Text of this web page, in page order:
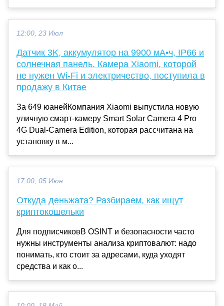
12:00, 23 Июл
Датчик 3K, аккумулятор на 9900 мА•ч, IP66 и
солнечная панель. Камера Xiaomi, которой
не нужен Wi-Fi и электричество, поступила в
продажу в Китае
За 649 юанейКомпания Xiaomi выпустила новую
уличную смарт-камеру Smart Solar Camera 4 Pro
4G Dual-Camera Edition, которая рассчитана на
установку в м...
17:00, 05 Июн
Откуда деньжата? Разбираем, как ищут
криптокошельки
Для подписчиковВ OSINT и безопасности часто
нужны инструменты анализа криптовалют: надо
понимать, кто стоит за адресами, куда уходят
средства и как о...